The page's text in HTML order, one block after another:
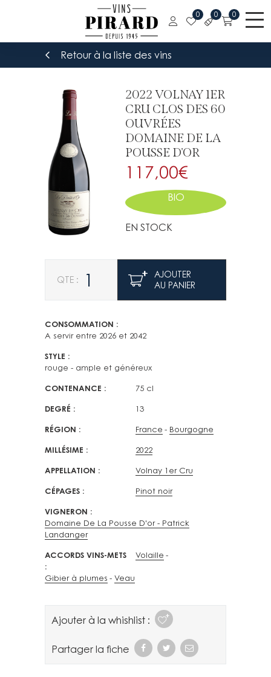
0 0 0
Retour à la liste des vins
2022 VOLNAY 1ER
CRU CLOS DES 60
OUVRÉES
DOMAINE DE LA
POUSSE D'OR
117,00€
BIO
EN STOCK
AJOUTER
AU PANIER
CONSOMMATION
A servir entre 2026 et 2042
STYLE
rouge - ample et généreux
CONTENANCE 75 cl
DEGRÉ 13
RÉGION France Bourgogne
MILLÉSIME 2022
APPELLATION Volnay 1er Cru
CÉPAGES Pinot noir
VIGNERON
Domaine De La Pousse D'or - Patrick
Landanger
ACCORDS VINS-METS Volaille
Gibier à plumes Veau
Ajouter à la whishlist :
Partager la fiche